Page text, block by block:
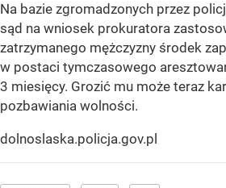
Na bazie zgromadzonych przez
sąd na wniosek prokuratora
zatrzymanego mężczyzny środek
w postaci tymczasowego
3 miesięcy. Grozić mu może teraz
pozbawiania wolności.
dolnoslaska.policja.gov.pl